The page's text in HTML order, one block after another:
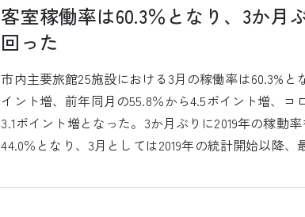
客室稼働率は60.3％となり、3か月
回った
市内主要旅館25施設における3月の稼働率は60.3%と
イント増、前年同月の55.8％から4.5ポイント増、コ
3.1ポイント増となった。3か月ぶりに2019年の稼動
44.0％となり、3月としては2019年の統計開始以降、